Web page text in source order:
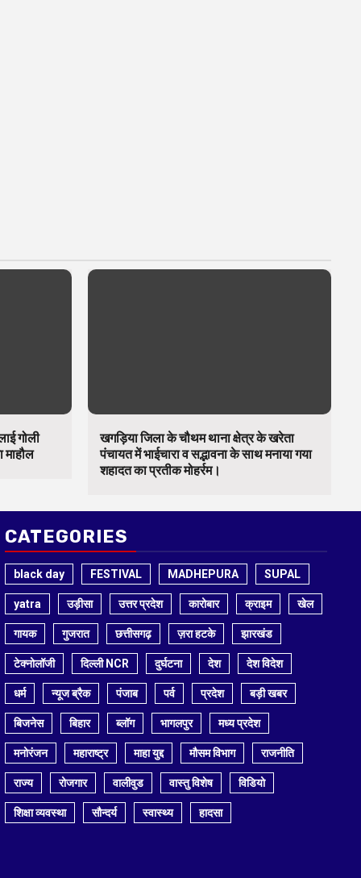
गोली
माहौल
खगड़िया जिला के चौथम थाना क्षेत्र के खरेता
पंचायत में भाईचारा व सद्भावना के साथ मनाया गया
शहादत का प्रतीक मोहर्रम।
CATEGORIES
black day FESTIVAL MADHEPURA SUPAL
yatra उड़ीसा उत्तर प्रदेश कारोबार क्राइम खेल
गायक गुजरात छत्तीसगढ़ ज़रा हटके झारखंड
टेक्नोलॉजी दिल्ली NCR दुर्घटना देश देश विदेश
धर्म न्यूज ब्रैक पंजाब पर्व प्रदेश बड़ी खबर
बिजनेस बिहार ब्लॉग भागलपुर मध्य प्रदेश
मनोरंजन महाराष्ट्र माहा युद्द मौसम विभाग राजनीति
राज्य रोजगार वालीवुड वास्तु विशेष विडियो
शिक्षा व्यवस्था सौन्दर्य स्वास्थ्य हादसा